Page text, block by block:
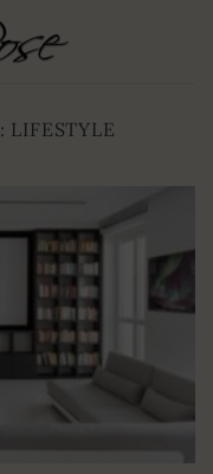
LIFESTYLE